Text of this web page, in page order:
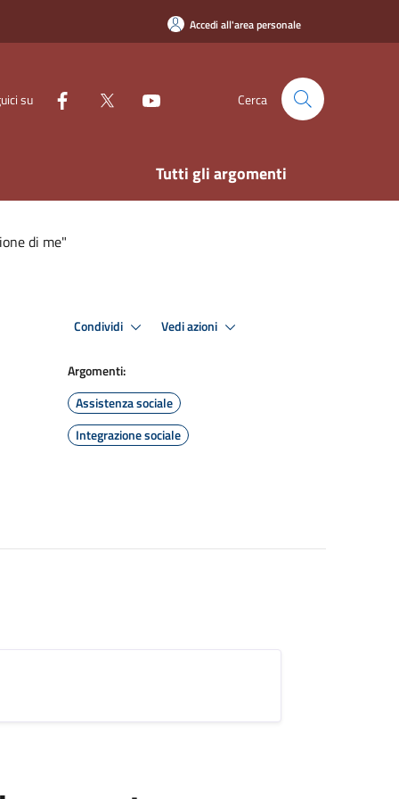
Accedi all'area personale
su Cerca
Tutti gli argomenti
di me"
Condividi Vedi azioni
Argomenti:
Assistenza sociale
Integrazione sociale